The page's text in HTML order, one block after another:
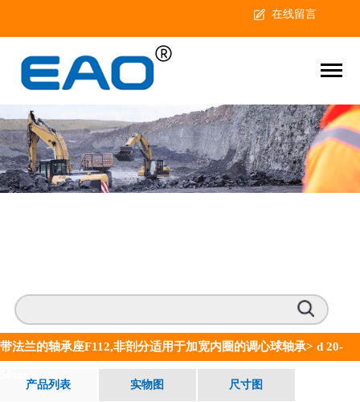
在线留言
带法兰的轴承座F112,非剖分适用于加宽内圈的调心球轴承> d 20-
产品列表 实物图 尺寸图